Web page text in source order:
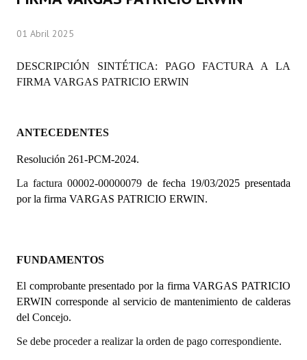
Programas
Constitución Nacional
Constitución Provincial
Carta Orgánica 2007
DOCUMENTOS
01 Abril 2025
DESCRIPCIÓN SINTÉTICA: PAGO FACTURA A LA
FIRMA VARGAS PATRICIO ERWIN
ANTECEDENTES
Resolución 261-PCM-2024.
La factura 00002-00000079 de fecha 19/03/2025 presentada
por la firma VARGAS PATRICIO ERWIN.
FUNDAMENTOS
El comprobante presentado por la firma VARGAS PATRICIO
ERWIN corresponde al servicio de mantenimiento de calderas
del Concejo.
Se debe proceder a realizar la orden de pago correspondiente.